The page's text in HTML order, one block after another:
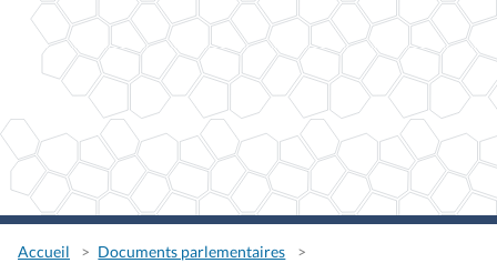
Accueil
Documents parlementaires